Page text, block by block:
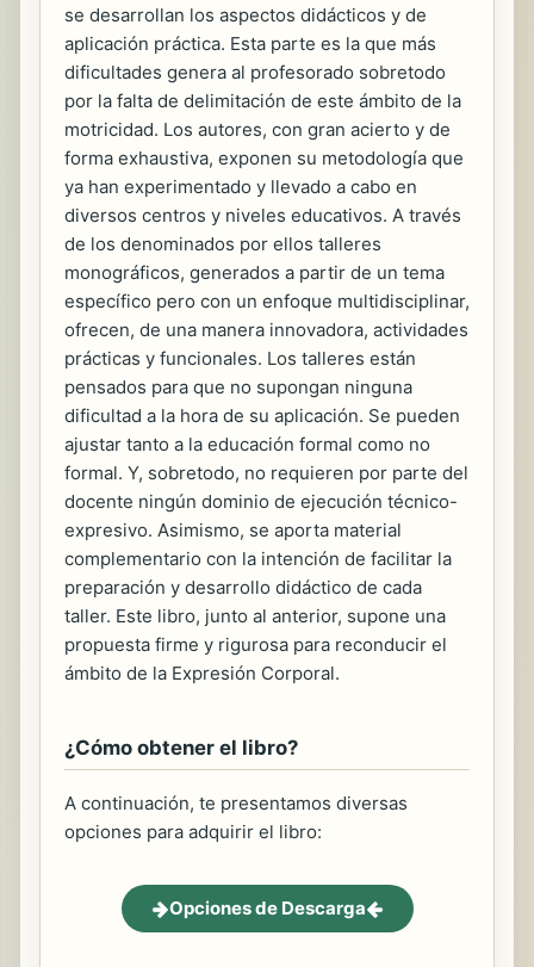
se desarrollan los aspectos didácticos y de
aplicación práctica. Esta parte es la que más
dificultades genera al profesorado sobretodo
por la falta de delimitación de este ámbito de la
motricidad. Los autores, con gran acierto y de
forma exhaustiva, exponen su metodología que
ya han experimentado y llevado a cabo en
diversos centros y niveles educativos. A través
de los denominados por ellos talleres
monográficos, generados a partir de un tema
específico pero con un enfoque multidisciplinar,
ofrecen, de una manera innovadora, actividades
prácticas y funcionales. Los talleres están
pensados para que no supongan ninguna
dificultad a la hora de su aplicación. Se pueden
ajustar tanto a la educación formal como no
formal. Y, sobretodo, no requieren por parte del
docente ningún dominio de ejecución técnico-
expresivo. Asimismo, se aporta material
complementario con la intención de facilitar la
preparación y desarrollo didáctico de cada
taller. Este libro, junto al anterior, supone una
propuesta firme y rigurosa para reconducir el
ámbito de la Expresión Corporal.
¿Cómo obtener el libro?
A continuación, te presentamos diversas
opciones para adquirir el libro:
Opciones de Descarga